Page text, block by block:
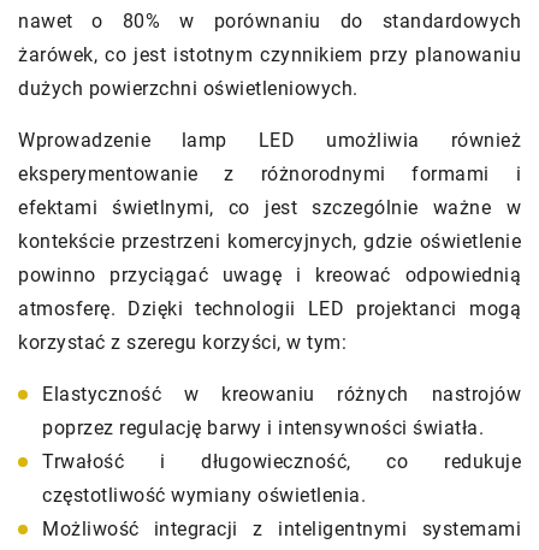
nawet o 80% w porównaniu do standardowych
żarówek, co jest istotnym czynnikiem przy planowaniu
dużych powierzchni oświetleniowych.
Wprowadzenie lamp LED umożliwia również
eksperymentowanie z różnorodnymi formami i
efektami świetlnymi, co jest szczególnie ważne w
kontekście przestrzeni komercyjnych, gdzie oświetlenie
powinno przyciągać uwagę i kreować odpowiednią
atmosferę. Dzięki technologii LED projektanci mogą
korzystać z szeregu korzyści, w tym:
Elastyczność w kreowaniu różnych nastrojów
poprzez regulację barwy i intensywności światła.
Trwałość i długowieczność, co redukuje
częstotliwość wymiany oświetlenia.
Możliwość integracji z inteligentnymi systemami